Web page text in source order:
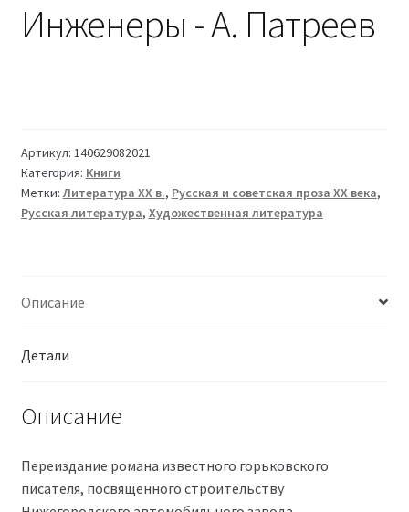
Инженеры - А. Патреев
Артикул: 140629082021
Категория: Книги
Метки:Литература XX в., Русская и советская проза XX века,
Русская литература, Художественная литература
Описание
Детали
Описание
Переиздание романа известного горьковского
писателя, посвященного строительству